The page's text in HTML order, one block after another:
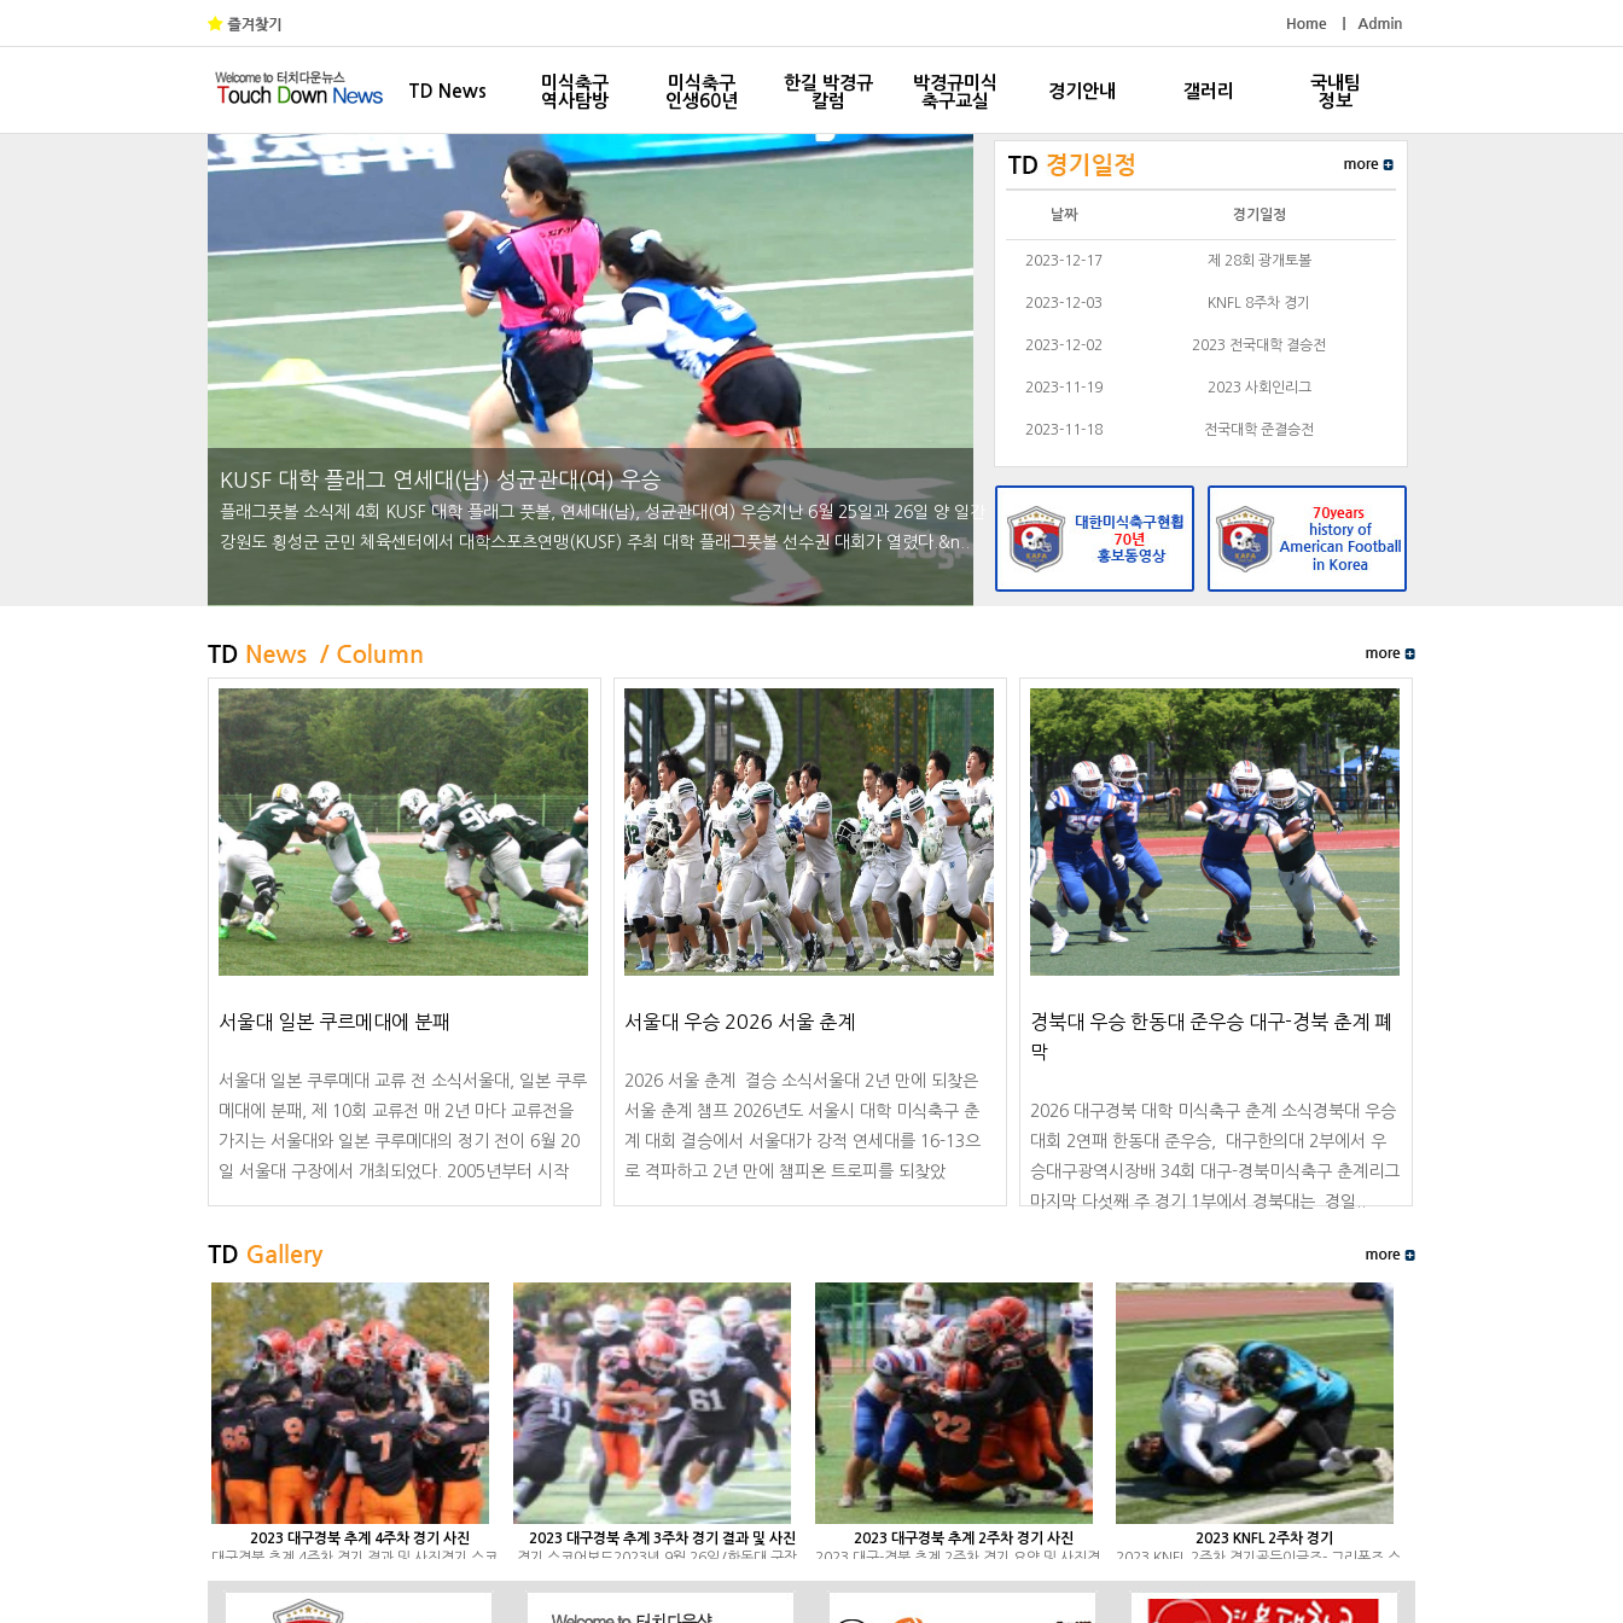
TD News
미식축구
역사탐방
미식축구
인생60년
한길 박경규
칼럼
박경규미식
축구교실
경기안내 갤러리
국내팀
정보
KUSF 대학 플래그 연세대(남) 성균관대(여) 우승
플래그풋볼 소식제 4회 KUSF 대학 플래그 풋볼, 연세대(남), 성균관대(여) 우승지난 6월 25일과 26일 양 일간
강원도 횡성군 군민 체육센터에서 대학스포츠연맹(KUSF) 주최 대학 플래그풋볼 선수권 대회가 열렸다.&n..
날짜 경기일정
2023-12-17 제 28회 광개토볼
2023-12-03 KNFL 8주차 경기
2023-12-02 2023 전국대학 결승전
2023-11-19 2023 사회인리그
2023-11-18 전국대학 준결승전
서울대 일본 쿠르메대에 분패
서울대 일본 쿠루메대 교류 전 소식서울대, 일본 쿠루
메대에 분패, 제 10회 교류전 매 2년 마다 교류전을
가지는 서울대와 일본 쿠루메대의 정기 전이 6월 20
일 서울대 구장에서 개최되었다. 2005년부터 시작
된..
서울대 우승 2026 서울 춘계
2026 서울 춘계 결승 소식서울대 2년 만에 되찾은
서울 춘계 챔프 2026년도 서울시 대학 미식축구 춘
계 대회 결승에서 서울대가 강적 연세대를 16-13으
로 격파하고 2년 만에 챔피온 트로피를 되찾았
다.&n..
경북대 우승 한동대 준우승 대구-경북 춘계 폐
막
2026 대구경북 대학 미식축구 춘계 소식경북대 우승
대회 2연패 한동대 준우승, 대구한의대 2부에서 우
승대구광역시장배 34회 대구-경북미식축구 춘계리그
마지막 다섯째 주 경기 1부에서 경북대는 경일..
2023 대구경북 추계 4주차 경기 사진
대구경북 추계 4주차 경기 결과 및 사진경기 스코
어보드2023년 10월 7일/영남대 구장, 11:00시1
부리그1Q2Q3Q4Q연장계비고경북대0660-122
2023 대구경북 추계 3주차 경기 결과 및 사진
경기 스코어보드2023년 9월 26일/한동대 구장,
11:00시1부리그1Q2Q3Q4Q연장계비고경북대
2023 대구경북 추계 2주차 경기 사진
2023 대구-경북 추계 2주차 경기 요약 및 사진경
기 스코어보드2023년 9월 17일/금오공대 구장,
2023 KNFL 2주차 경기
2023 KNFL 2주차 경기골든이글즈- 그리폰즈 스
코어보드2023년 9월 10일 군위 미식축구
장 11:00시첫 경기1Q2Q3Q4Q계비고골든 이글